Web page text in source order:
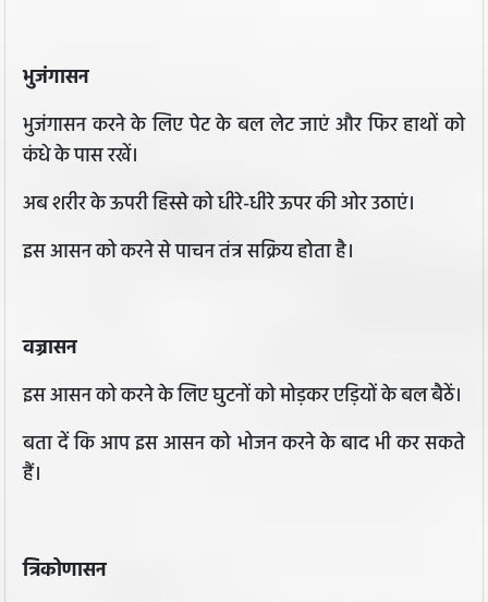
भुजंगासन
भुजंगासन करने के लिए पेट के बल लेट जाएं और फिर हाथों को
कंधे के पास रखें।
अब शरीर के ऊपरी हिस्से को धीरे-धीरे ऊपर की ओर उठाएं।
इस आसन को करने से पाचन तंत्र सक्रिय होता है।
वज्रासन
इस आसन को करने के लिए घुटनों को मोड़कर एड़ियों के बल बैठें।
बता दें कि आप इस आसन को भोजन करने के बाद भी कर सकते
हैं।
त्रिकोणासन